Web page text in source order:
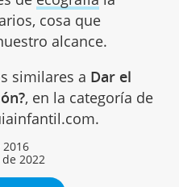
cosa que
alcance.
similares a Dar el
, en la categoría de
2022